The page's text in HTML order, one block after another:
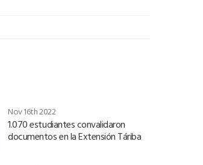
Nov 16th 2022
1.070 estudiantes convalidaron
documentos en la Extensión Táriba